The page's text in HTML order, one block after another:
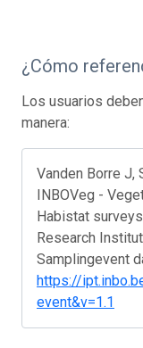
¿Cómo
Los usuarios
manera:
Vanden Borre J,
INBOVeg -
Habistat
Research
Samplingevent
https://
event&v=1.1